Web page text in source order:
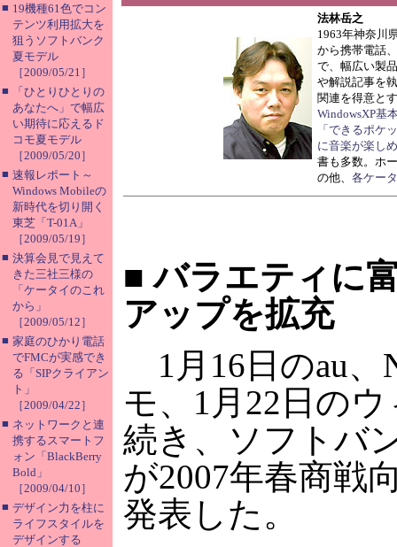
■ 19機種61色でコン
テンツ利用拡大を
狙うソフトバンク
夏モデル
［2009/05/21］
■
「ひとりひとりの
あなたへ」で幅広
い期待に応えるド
コモ夏モデル
［2009/05/20］
■ 速報レポート～
Windows Mobileの
新時代を切り開く
東芝「T-01A」
［2009/05/19］
■ 決算会見で見えて
きた三社三様の
「ケータイのこれ
から」
［2009/05/12］
■ 家庭のひかり電話
でFMCが実感でき
る「SIPクライアン
ト」
［2009/04/22］
■ ネットワークと連
携するスマートフ
ォン「BlackBerry
Bold」
［2009/04/10］
■ デザイン力を柱に
ライフスタイルを
デザインする
法林岳之
1963年神奈川
から携帯電話
で、幅広い製
や解説記事を
関連を得意と
WindowsXP基
「できるポケ
に音楽が楽し
書も多数。ホ
の他、 各ケー
■ バラエティに
アップを拡充
1月16日のau、
モ、1月22日の
続き、ソフトバ
が2007年春商戦
発表した。